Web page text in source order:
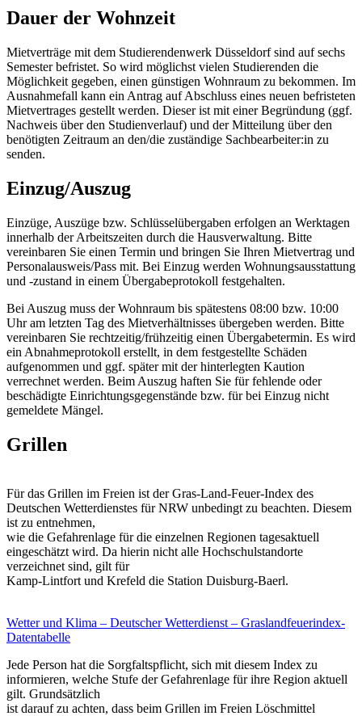
Dauer der Wohnzeit
Mietverträge mit dem Studierendenwerk Düsseldorf sind auf sechs
Semester befristet. So wird möglichst vielen Studierenden die
Möglichkeit gegeben, einen günstigen Wohnraum zu bekommen. Im
Ausnahmefall kann ein Antrag auf Abschluss eines neuen befristeten
Mietvertrages gestellt werden. Dieser ist mit einer Begründung (ggf.
Nachweis über den Studienverlauf) und der Mitteilung über den
benötigten Zeitraum an den/die zuständige Sachbearbeiter:in zu
senden.
Einzug/Auszug
Einzüge, Auszüge bzw. Schlüsselübergaben erfolgen an Werktagen
innerhalb der Arbeitszeiten durch die Hausverwaltung. Bitte
vereinbaren Sie einen Termin und bringen Sie Ihren Mietvertrag und
Personalausweis/Pass mit. Bei Einzug werden Wohnungsausstattung
und -zustand in einem Übergabeprotokoll festgehalten.
Bei Auszug muss der Wohnraum bis spätestens 08:00 bzw. 10:00
Uhr am letzten Tag des Mietverhältnisses übergeben werden. Bitte
vereinbaren Sie rechtzeitig/frühzeitig einen Übergabetermin. Es wird
ein Abnahmeprotokoll erstellt, in dem festgestellte Schäden
aufgenommen und ggf. später mit der hinterlegten Kaution
verrechnet werden. Beim Auszug haften Sie für fehlende oder
beschädigte Einrichtungsgegenstände bzw. für bei Einzug nicht
gemeldete Mängel.
Grillen
Für das Grillen im Freien ist der Gras-Land-Feuer-Index des
Deutschen Wetterdienstes für NRW unbedingt zu beachten. Diesem
ist zu entnehmen,
wie die Gefahrenlage für die einzelnen Regionen tagesaktuell
eingeschätzt wird. Da hierin nicht alle Hochschulstandorte
verzeichnet sind, gilt für
Kamp-Lintfort und Krefeld die Station Duisburg-Baerl.
Wetter und Klima – Deutscher Wetterdienst – Graslandfeuerindex-
Datentabelle
Jede Person hat die Sorgfaltspflicht, sich mit diesem Index zu
informieren, welche Stufe der Gefahrenlage für ihre Region aktuell
gilt. Grundsätzlich
ist darauf zu achten, dass beim Grillen im Freien Löschmittel